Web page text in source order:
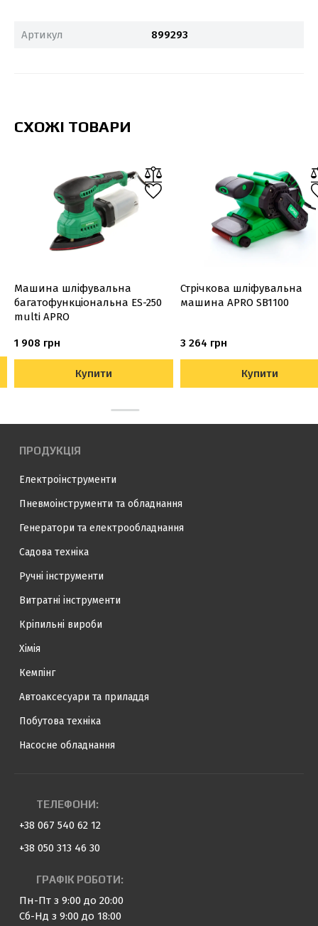
Артикул 899293
СХОЖІ ТОВАРИ
Машина шліфувальна
багатофункціональна ES-250
multi APRO
1 908 грн
Купити
Стрічкова шліфувальна
машина APRO SB1100
3 264 грн
Купити
ПРОДУКЦІЯ
Електроінструменти
Пневмоінструменти та обладнання
Генератори та електрообладнання
Садова техніка
Ручні інструменти
Витратні інструменти
Кріпильні вироби
Хімія
Кемпінг
Автоаксесуари та приладдя
Побутова техніка
Насосне обладнання
ТЕЛЕФОНИ:
+38 067 540 62 12
+38 050 313 46 30
ГРАФІК РОБОТИ:
Пн-Пт з 9:00 до 20:00
Сб-Нд з 9:00 до 18:00